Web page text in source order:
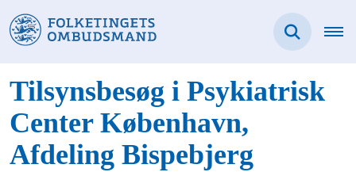
Tilsynsbesøg i Psykiatrisk
Center København,
Afdeling Bispebjerg